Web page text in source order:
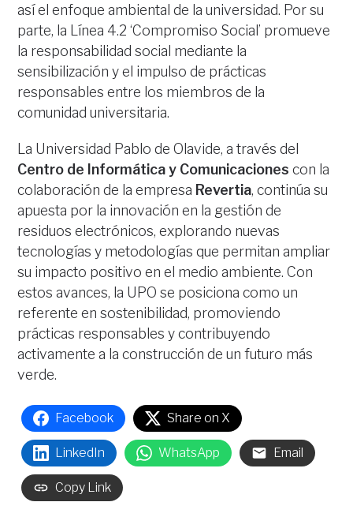
así el enfoque ambiental de la universidad. Por su
parte, la Línea 4.2 ‘Compromiso Social’ promueve
la responsabilidad social mediante la
sensibilización y el impulso de prácticas
responsables entre los miembros de la
comunidad universitaria.
La Universidad Pablo de Olavide, a través del
Centro de Informática y Comunicaciones con la
colaboración de la empresa Revertia, continúa su
apuesta por la innovación en la gestión de
residuos electrónicos, explorando nuevas
tecnologías y metodologías que permitan ampliar
su impacto positivo en el medio ambiente. Con
estos avances, la UPO se posiciona como un
referente en sostenibilidad, promoviendo
prácticas responsables y contribuyendo
activamente a la construcción de un futuro más
verde.
Facebook Share on X
LinkedIn WhatsApp Email
Copy Link